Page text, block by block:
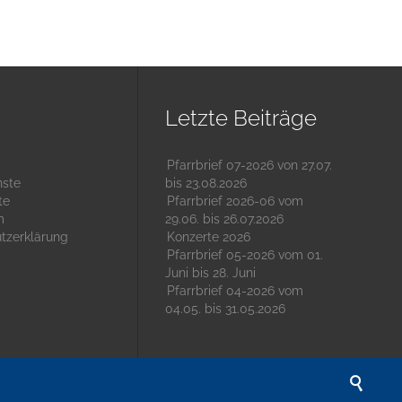
Letzte Beiträge
Pfarrbrief 07-2026 von 27.07.
bis 23.08.2026
Pfarrbrief 2026-06 vom
29.06. bis 26.07.2026
Konzerte 2026
Pfarrbrief 05-2026 vom 01.
Juni bis 28. Juni
Pfarrbrief 04-2026 vom
04.05. bis 31.05.2026
